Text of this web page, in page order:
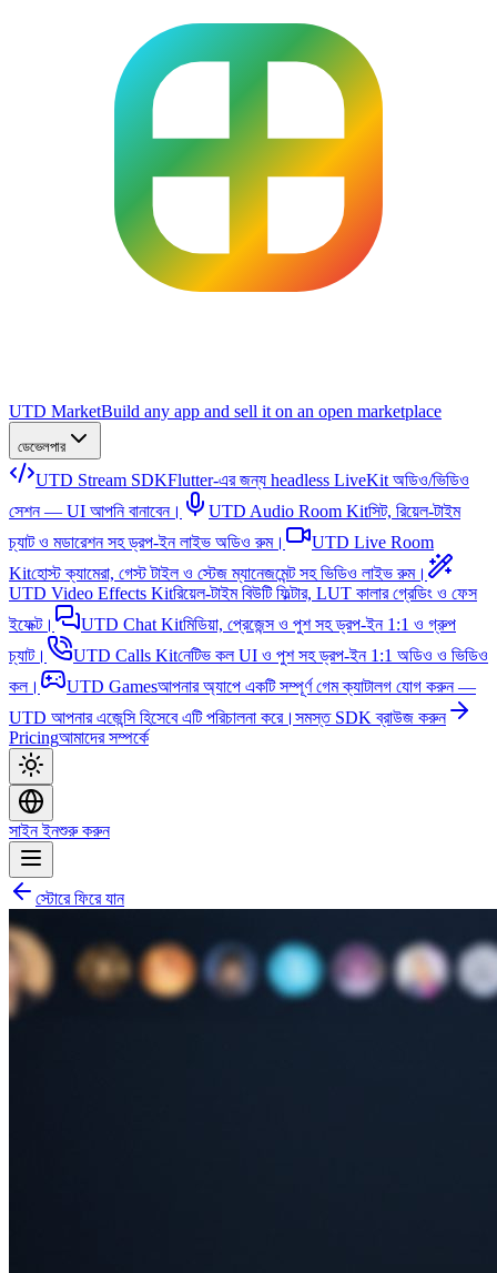
UTD MarketBuild any app and sell it on an open marketplace
ডেভেলপার
UTD Stream SDKFlutter-এর জন্য headless LiveKit অডিও/ভিডিও
সেশন — UI আপনি বানাবেন।
UTD Audio Room Kitসিট, রিয়েল-টাইম
চ্যাট ও মডারেশন সহ ড্রপ-ইন লাইভ অডিও রুম।
UTD Live Room
Kitহোস্ট ক্যামেরা, গেস্ট টাইল ও স্টেজ ম্যানেজমেন্ট সহ ভিডিও লাইভ রুম।
UTD Video Effects Kitরিয়েল-টাইম বিউটি ফিল্টার, LUT কালার গ্রেডিং ও ফেস
ইফেক্ট।
UTD Chat Kitমিডিয়া, প্রেজেন্স ও পুশ সহ ড্রপ-ইন 1:1 ও গ্রুপ
চ্যাট।
UTD Calls Kitনেটিভ কল UI ও পুশ সহ ড্রপ-ইন 1:1 অডিও ও ভিডিও
কল।
UTD Gamesআপনার অ্যাপে একটি সম্পূর্ণ গেম ক্যাটালগ যোগ করুন —
UTD আপনার এজেন্সি হিসেবে এটি পরিচালনা করে। সমস্ত SDK ব্রাউজ করুন
Pricingআমাদের সম্পর্কে
সাইন ইনশুরু করুন
স্টোরে ফিরে যান